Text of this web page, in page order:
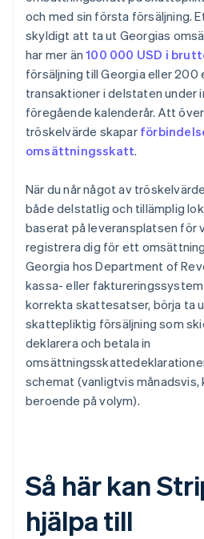
och med sin första försäljning.
skyldigt att ta ut Georgias
har mer än100 000 USD i
försäljning till Georgia eller 200
transaktioner i delstaten under
föregående kalenderår. Att
tröskelvärde skapar
omsättningsskatt.
När du når något av
både delstatlig och tillämplig
baserat på leveransplatsen för
registrera dig för ett
Georgia hos Department of
kassa- eller
korrekta skattesatser, börja ta
skattepliktig försäljning som
deklarera och betala in
schemat (vanligtvis månadsvis,
beroende på volym).
Så här kan
hjälpa till